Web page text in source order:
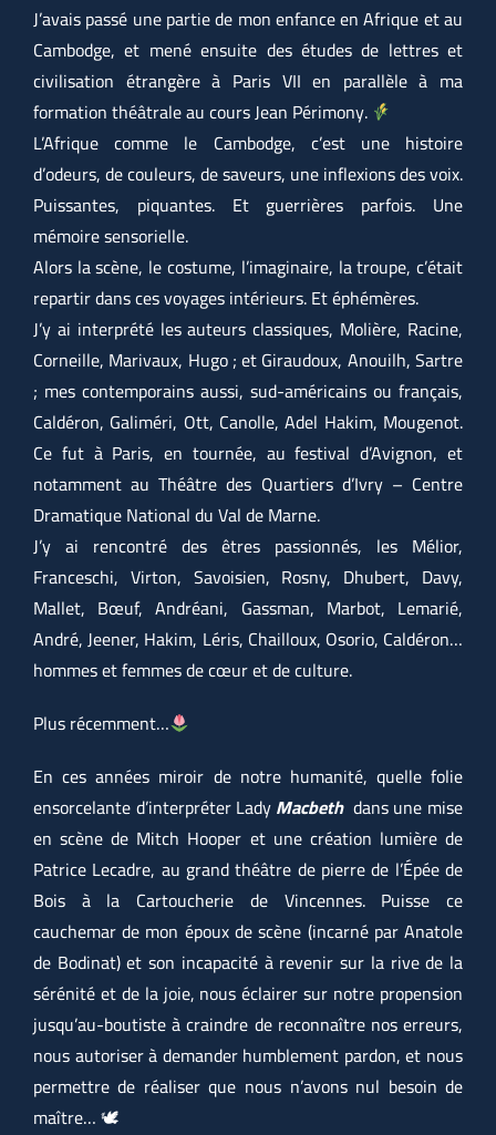
J’avais passé une partie de mon enfance en Afrique et au
Cambodge, et mené ensuite des études de lettres et
civilisation étrangère à Paris VII en parallèle à ma
formation théâtrale au cours Jean Périmony.
L’Afrique comme le Cambodge, c’est une histoire
d’odeurs, de couleurs, de saveurs, une inflexions des voix.
Puissantes, piquantes. Et guerrières parfois. Une
mémoire sensorielle.
Alors la scène, le costume, l’imaginaire, la troupe, c’était
repartir dans ces voyages intérieurs. Et éphémères.
J’y ai interprété les auteurs classiques, Molière, Racine,
Corneille, Marivaux, Hugo ; et Giraudoux, Anouilh, Sartre
; mes contemporains aussi, sud-américains ou français,
Caldéron, Galiméri, Ott, Canolle, Adel Hakim, Mougenot.
Ce fut à Paris, en tournée, au festival d’Avignon, et
notamment au Théâtre des Quartiers d’Ivry – Centre
Dramatique National du Val de Marne.
J’y ai rencontré des êtres passionnés, les Mélior,
Franceschi, Virton, Savoisien, Rosny, Dhubert, Davy,
Mallet, Bœuf, Andréani, Gassman, Marbot, Lemarié,
André, Jeener, Hakim, Léris, Chailloux, Osorio, Caldéron…
hommes et femmes de cœur et de culture.
Plus récemment…
En ces années miroir de notre humanité, quelle folie
ensorcelante d’interpréter LadyMacbethdans une mise
en scène de Mitch Hooper et une création lumière de
Patrice Lecadre, au grand théâtre de pierre de l’Épée de
Bois à la Cartoucherie de Vincennes. Puisse ce
cauchemar de mon époux de scène (incarné par Anatole
de Bodinat) et son incapacité à revenir sur la rive de la
sérénité et de la joie, nous éclairer sur notre propension
jusqu’au-boutiste à craindre de reconnaître nos erreurs,
nous autoriser à demander humblement pardon, et nous
permettre de réaliser que nous n’avons nul besoin de
maître… 🕊